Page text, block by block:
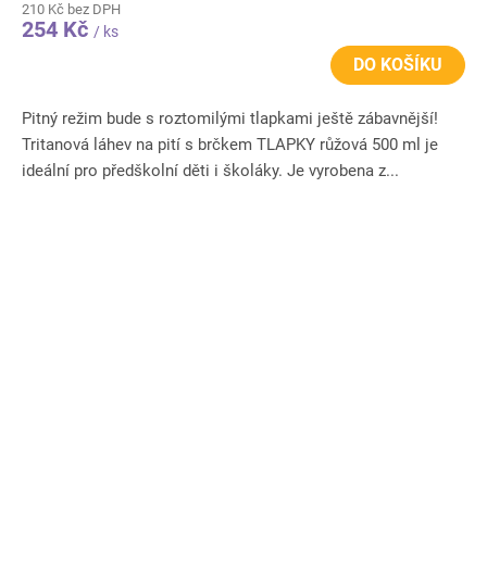
210 Kč bez DPH
254 Kč / ks
DO KOŠÍKU
Pitný režim bude s roztomilými tlapkami ještě zábavnější!
Tritanová láhev na pití s brčkem TLAPKY růžová 500 ml je
ideální pro předškolní děti i školáky. Je vyrobena z...